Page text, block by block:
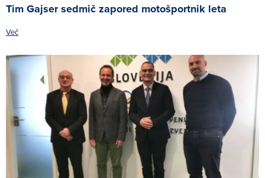
Tim Gajser sedmič zapored motošportnik leta
Več